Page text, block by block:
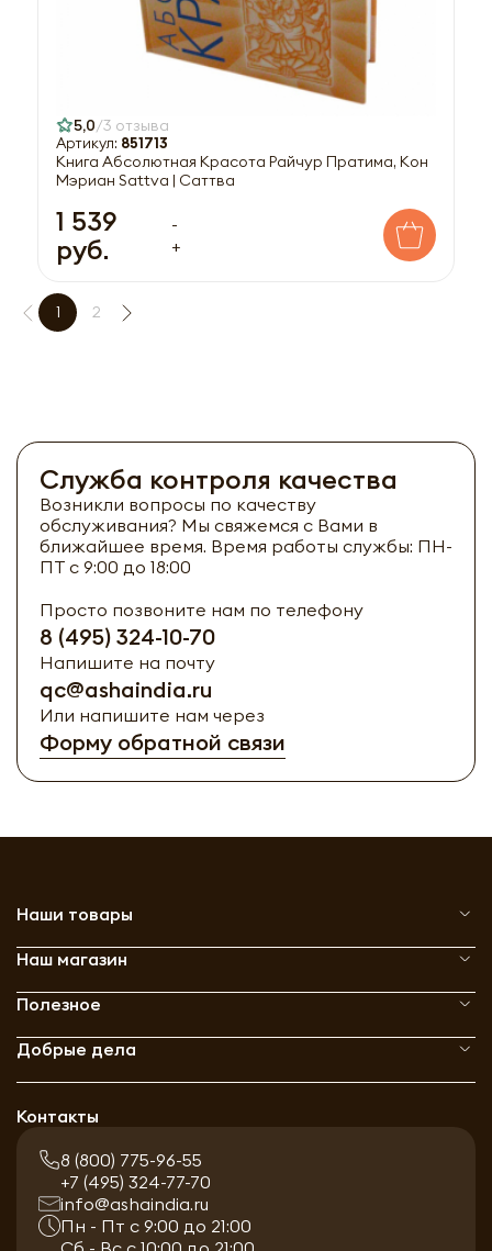
5,0 3 отзыва
Артикул: 851713
Книга Абсолютная Красота Райчур Пратима, Кон
Мэриан Sattva | Саттва
1 539
руб.
-
+
1 2
Служба контроля качества
Возникли вопросы по качеству
обслуживания? Мы свяжемся с Вами в
ближайшее время. Время работы службы: ПН-
ПТ с 9:00 до 18:00
Просто позвоните нам по телефону
8 (495) 324-10-70
Напишите на почту
qc@ashaindia.ru
Или напишите нам через
Форму обратной связи
Наши товары
Наш магазин
Полезное
Добрые дела
Контакты
8 (800) 775-96-55
+7 (495) 324-77-70
info@ashaindia.ru
Пн - Пт с 9:00 до 21:00